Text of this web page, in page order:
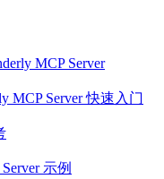
MCP Server
MCP Server 快速入门
示例